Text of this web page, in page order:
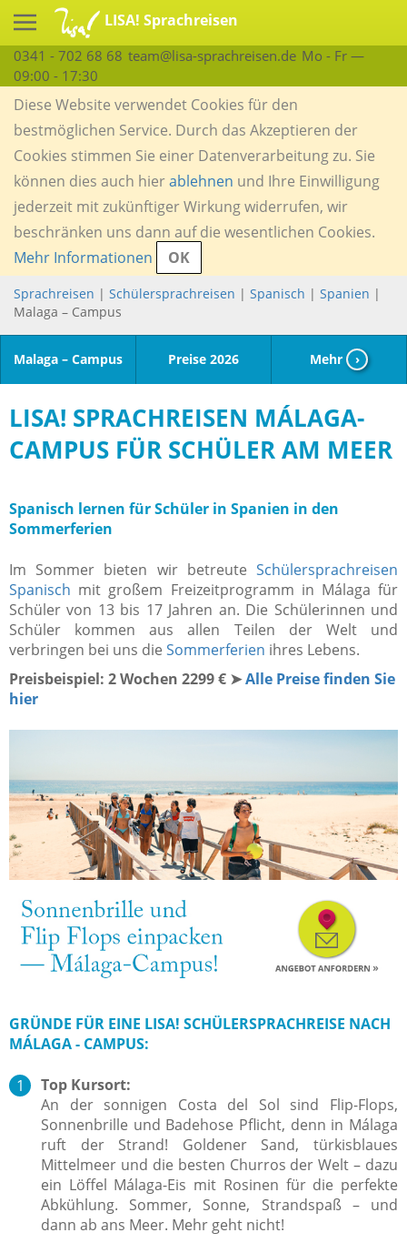
LISA! Sprachreisen
0341 - 702 68 68 team@lisa-sprachreisen.de Mo - Fr —
09:00 - 17:30
Diese Website verwendet Cookies für den
bestmöglichen Service. Durch das Akzeptieren der
Cookies stimmen Sie einer Datenverarbeitung zu. Sie
können dies auch hierablehnen und Ihre Einwilligung
jederzeit mit zukünftiger Wirkung widerrufen, wir
beschränken uns dann auf die wesentlichen Cookies.
Mehr Informationen
OK
Sprachreisen | Schülersprachreisen | Spanisch | Spanien |
Malaga – Campus
Malaga – Campus Preise 2026 Mehr ›
LISA! SPRACHREISEN MÁLAGA-
CAMPUS FÜR SCHÜLER AM MEER
Spanisch lernen für Schüler in Spanien in den
Sommerferien
Im Sommer bieten wir betreuteSchülersprachreisen
Spanisch mit großem Freizeitprogramm in Málaga für
Schüler von 13 bis 17 Jahren an. Die Schülerinnen und
Schüler kommen aus allen Teilen der Welt und
verbringen bei uns die Sommerferien ihres Lebens.
Preisbeispiel: 2 Wochen 2299 € ➤Alle Preise finden Sie
hier
GRÜNDE FÜR EINE LISA! SCHÜLERSPRACHREISE NACH
MÁLAGA - CAMPUS:
Top Kursort:
An der sonnigen Costa del Sol sind Flip-Flops,
Sonnenbrille und Badehose Pflicht, denn in Málaga
ruft der Strand! Goldener Sand, türkisblaues
Mittelmeer und die besten Churros der Welt – dazu
ein Löffel Málaga-Eis mit Rosinen für die perfekte
Abkühlung. Sommer, Sonne, Strandspaß – und
dann ab ans Meer. Mehr geht nicht!